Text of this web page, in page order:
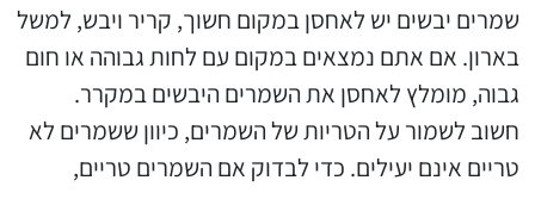
שמרים יבשים יש לאחסן במקום חשוך, קריר ויבש, למשל
בארון. אם אתם נמצאים במקום עם לחות גבוהה או חום
גבוה, מומלץ לאחסן את השמרים היבשים במקרר.
חשוב לשמור על הטריות של השמרים, כיוון ששמרים לא
טריים אינם יעילים. כדי לבדוק אם השמרים טריים,